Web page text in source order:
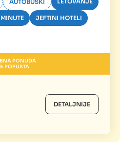
AUTOBUSKI
JEFTINI HOTELI
PONUDA
POPUSTA
DETALJNIJE